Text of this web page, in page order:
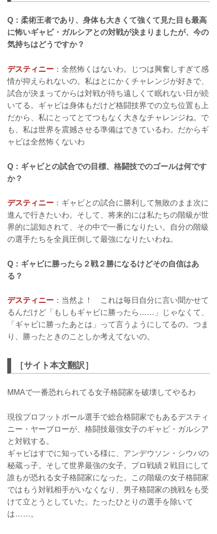
Q：柔術王者であり、身体も大きくて強くて見た目も最高
に怖いギャビ・ガルシアとの対戦が決まりましたが、今の
気持ちはどうですか？
デスティニー ：全然怖くはないわ。じつは興奮しすぎて感
情が抑えられないの。私はとにかくチャレンジが好きで、
試合が決まってからは対戦が待ち遠しくて眠れない日が続
いてる。ギャビは身体もだけど格闘技界での立ち位置も上
だから、私にとってとてつもなく大きなチャレンジね。で
も、私は世界を震撼させる準備はできているわ。だからギ
ャビは全然怖くないわ
Q：ギャビとの試合での目標、格闘技でのゴールは何です
か？
デスティニー ：ギャビとの試合に勝利して無敗のまま次に
進んで行きたいわ。そして、将来的には私たちの階級が世
界的に認知されて、その中で一番になりたい。自分の階級
の選手たちを全員圧倒して最強になりたいわね。
Q：ギャビに勝ったら２戦２勝になるけどその自信はあ
る？
デスティニー ：当然よ！ これは毎日自分に言い聞かせて
るんだけど「もしもギャビに勝ったら……」じゃなくて、
「ギャビに勝ったあとは」って言うようにしてるの。つま
り、勝ったときのことしか考えてないの。
［サイト本文翻訳］
MMAで一番恐れられてる女子格闘家を破壊してやるわ
現役プロフットボール選手で総合格闘家でもあるデスティ
ニー・ヤーブローが、格闘技最強女子のギャビ・ガルシア
と対戦する。
ギャビはすでに知っている様に、アンデウソン・シウバの
秘蔵っ子。そして世界最強の女子。プロ戦績２戦目にして
誰もが恐れる女子格闘家になった。この階級の女子格闘家
ではもう対戦相手がいなくなり、男子格闘家の挑戦をも受
けて立とうとしていた。たったひとりの選手を除いて
は……。